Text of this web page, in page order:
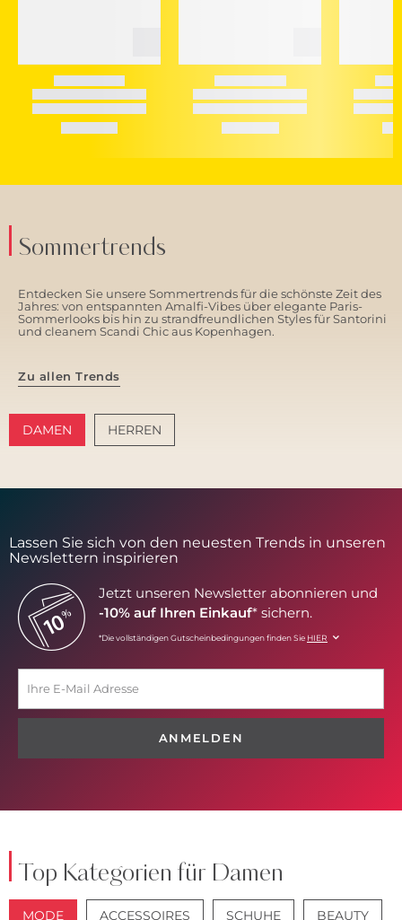
Sommertrends
Entdecken Sie unsere Sommertrends für die schönste Zeit des
Jahres: von entspannten Amalfi-Vibes über elegante Paris-
Sommerlooks bis hin zu strandfreundlichen Styles für Santorini
und cleanem Scandi Chic aus Kopenhagen.
Zu allen Trends
DAMEN HERREN
Lassen Sie sich von den neuesten Trends in unseren
Newslettern inspirieren
Jetzt unseren Newsletter abonnieren und
-10% auf Ihren Einkauf* sichern.
*Die vollständigen Gutscheinbedingungen finden Sie HIER
ANMELDEN
Top Kategorien für Damen
MODE ACCESSOIRES SCHUHE BEAUTY